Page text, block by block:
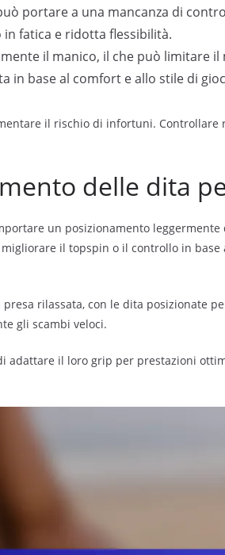
portare a una mancanza di
fatica e ridotta flessibilità.
il manico, il che può limitare
in base al comfort e allo stile di
il rischio di infortuni.
delle dita
un posizionamento
il topspin o il controllo in
rilassata, con le dita posizionate
gli scambi veloci.
adattare il loro grip per prestazioni